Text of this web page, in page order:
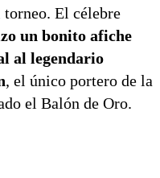
El célebre
un bonito afiche
al legendario
, el único portero de la
el Balón de Oro.